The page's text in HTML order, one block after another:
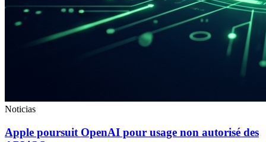
Noticias
Apple poursuit OpenAI pour usage non autorisé des